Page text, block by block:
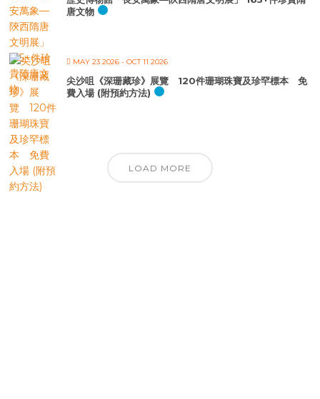
唐文物
MAY 23 2026 - OCT 11 2026
尖沙咀《深珊藏珍》展覽 120件珊瑚珠寶及珍罕標本 免
費入場 (附預約方法)
LOAD MORE